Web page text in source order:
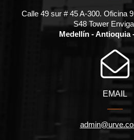
Calle 49 sur # 45 A-300. Oficina
S48 Tower
Medellín - Antioquia
EMAIL